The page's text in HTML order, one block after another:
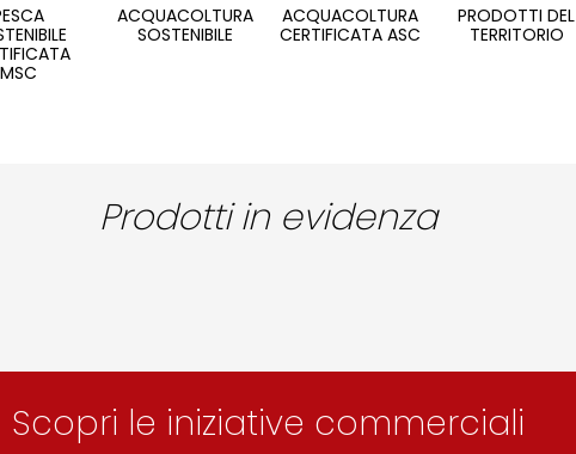
MSC
ACQUACOLTURA
SOSTENIBILE
ACQUACOLTURA
CERTIFICATA ASC
PRODOTTI DEL
TERRITORIO
Prodotti in evidenza
Scopri le iniziative commerciali